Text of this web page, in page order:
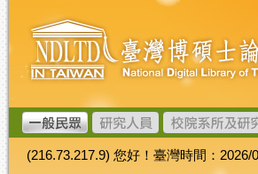
跳
到
主
要
內
容
臺
灣
博
碩
士
論
文
加
(216.73.217.9) 您好！臺灣時間：2026/